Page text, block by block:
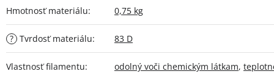
Hmotnosť materiálu: 0,75 kg
? Tvrdosť materiálu: 83 D
Vlastnosť filamentu: odolný voči chemickým látkam,